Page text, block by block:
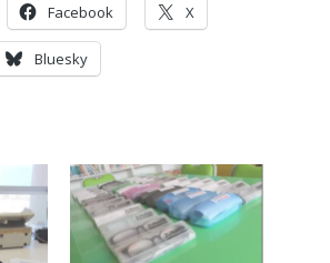
Facebook X
Bluesky